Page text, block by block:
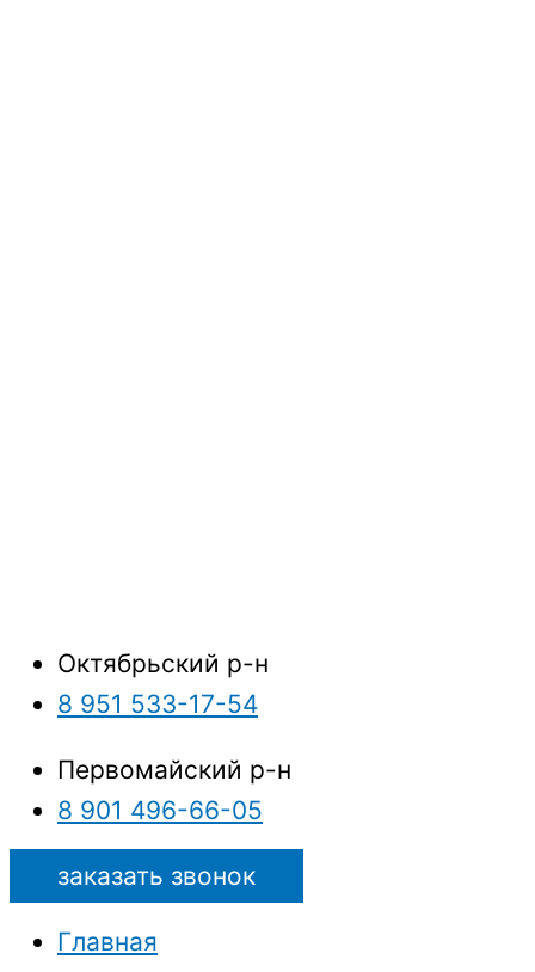
Октябрьский р-н
8 951 533-17-54
Первомайский р-н
8 901 496-66-05
заказать звонок
Главная